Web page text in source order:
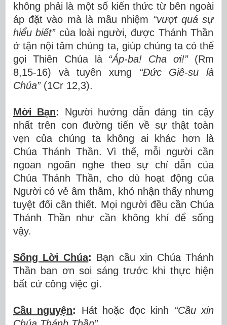
không phải là một số kiến thức từ bên ngoài
áp đặt vào mà là mầu nhiệm “vượt quásự
hiểu biết” của loài người, được Thánh Thần
ở tận nội tâm chúng ta, giúp chúng ta có thể
gọi Thiên Chúa là “Áp-ba! Cha ơi!”
(Rm
8,15-16) và tuyên xưng “Đức Giê-su là
Chúa”(1Cr 12,3).
Mời Bạn:
Người hướng dẫn đáng tin cậy
nhất trên con đường tiến về sự thật toàn
vẹn của chúng ta không ai khác hơn là
Chúa Thánh Thần. Vì thế, mỗi người cần
ngoan ngoãn nghe theo sự chỉ dẫn của
Chúa Thánh Thần, cho dù hoạt động của
Người có vẻ âm thầm, khó nhận thấy nhưng
tuyệt đối cần thiết. Mọi người đều cần Chúa
Thánh Thần như cần không khí để sống
vậy.
Sống Lời Chúa: Bạn cầu xin Chúa Thánh
Thần ban ơn soi sáng trước khi thực hiện
bất cứ công việc gì.
Cầu nguyện: Hát hoặc đọc kinh “Cầu xin